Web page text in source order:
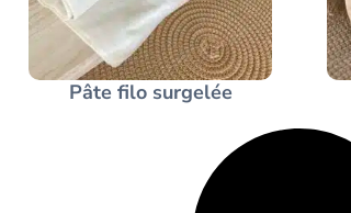
Pâte filo surgelée